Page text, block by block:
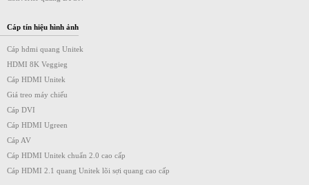
Cáp tín hiệu hình ảnh
Cáp hdmi quang Unitek
HDMI 8K Veggieg
Cáp HDMI Unitek
Giá treo máy chiếu
Cáp DVI
Cáp HDMI Ugreen
Cáp AV
Cáp HDMI Unitek chuẩn 2.0 cao cấp
Cáp HDMI 2.1 quang Unitek lõi sợi quang cao cấp